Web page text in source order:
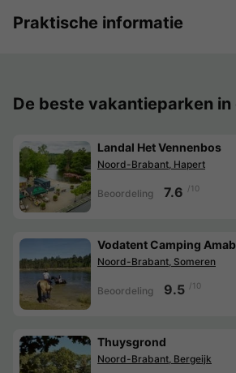
Praktische informatie
De beste vakantieparken in
Landal Het Vennenbos
Noord-Brabant, Hapert
Beoordeling 7.6 /10
Vodatent Camping
Noord-Brabant, Someren
Beoordeling 9.5 /10
Thuysgrond
Noord-Brabant, Bergeijk